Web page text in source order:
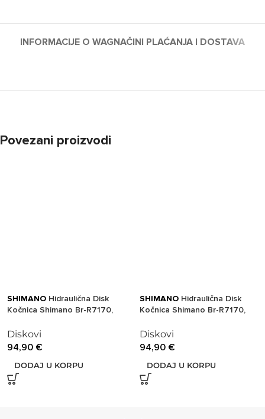
INFORMACIJE O WAGNAČINI PLAĆANJA I DOSTAVA
Povezani proizvodi
SHIMANO Hidraulična Disk
Kočnica Shimano Br-R7170,
Bolt For Mount Thickness
25Mm, W/O Adapter, W/L05A
Resin Pad(W/Fin), Black,
Ind.Pack
Diskovi
94,90 €
DODAJ U KORPU
SHIMANO Hidraulična Disk
Kočnica Shimano Br-R7170,
W/Bracket For 140/160Mm
Rotor(Assembled For 160),
W/L05A Resin Pad(W/Fin),
Black, Ind.Pack
Diskovi
94,90 €
DODAJ U KORPU